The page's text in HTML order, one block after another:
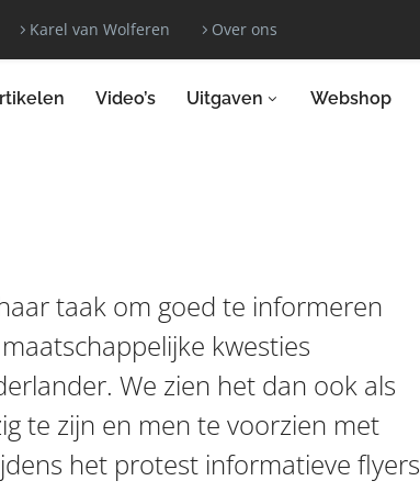
Karel van Wolferen Over ons
Video’s Uitgaven Webshop
taak om goed te informeren
kwesties
We zien het dan ook als
te zijn en men te voorzien met
het protest informatieve flyers